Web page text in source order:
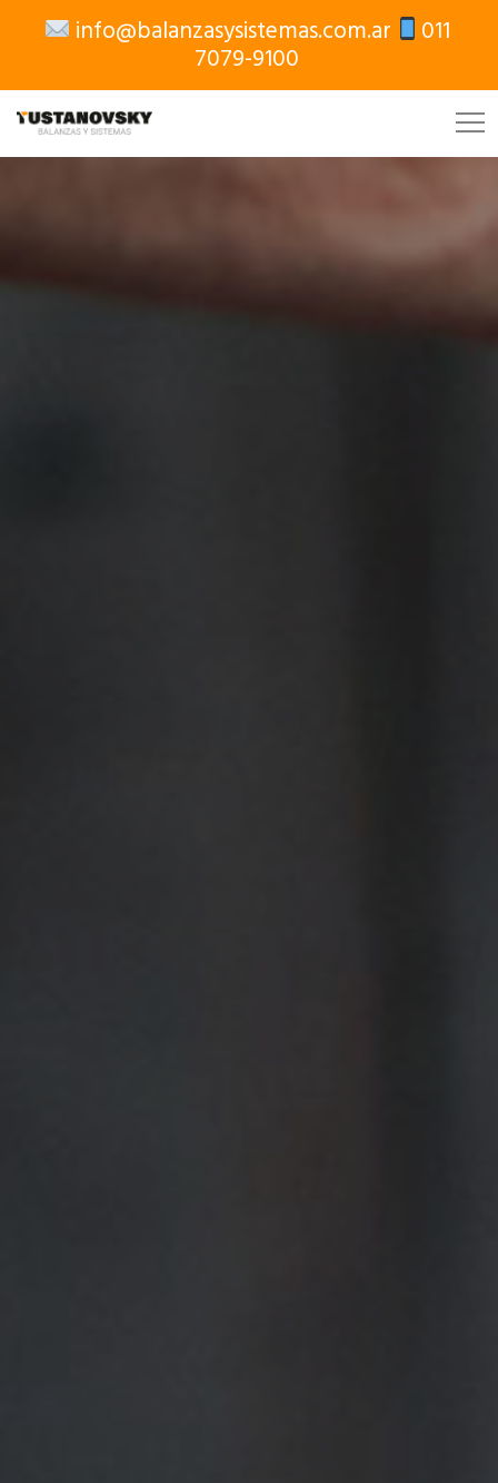
info@balanzasysistemas.com.ar 011
7079-9100